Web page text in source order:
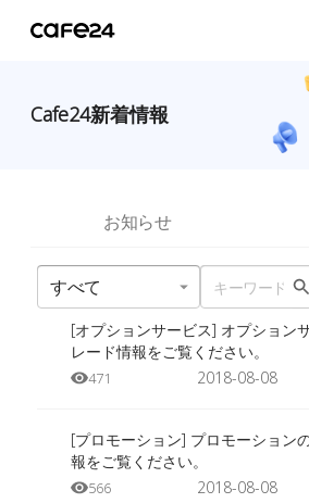
Cafe24新着情報
お知らせ
[オプションサービス] オプション
レード情報をご覧ください。
471 2018-08-08
[プロモーション] プロモーション
報をご覧ください。
566 2018-08-08